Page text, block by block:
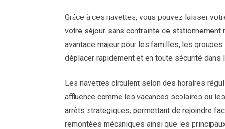
Grâce à ces navettes, vous pouvez laisser
votre séjour, sans contrainte de stationnement
avantage majeur pour les familles, les
déplacer rapidement et en toute sécurité dans
Les navettes circulent selon des horaires
affluence comme les vacances scolaires ou
arrêts stratégiques, permettant de rejoindre
remontées mécaniques ainsi que les